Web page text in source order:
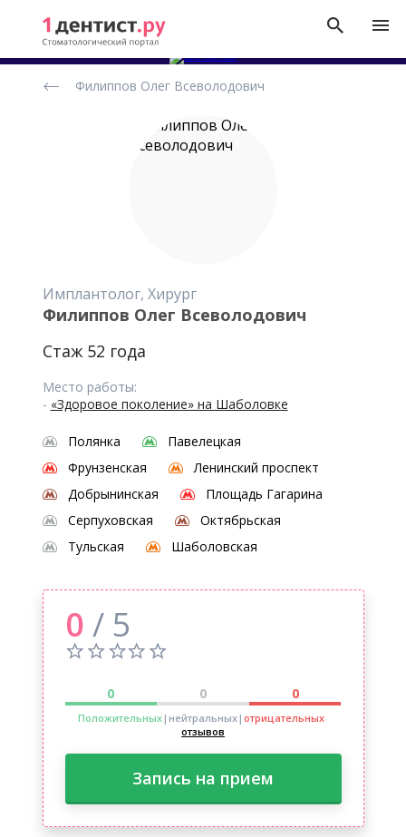
стоматологов
Филиппов Олег Всеволодович
Имплантолог, Хирург
Филиппов Олег Всеволодович
Стаж 52 года
Место работы:
- «Здоровое поколение» на Шаболовке
Полянка
Павелецкая
Фрунзенская
Ленинский проспект
Добрынинская
Площадь Гагарина
Серпуховская
Октябрьская
Тульская
Шаболовская
0 / 5
0 0 0
Положительных|нейтральных| отрицательных
отзывов
Запись на прием